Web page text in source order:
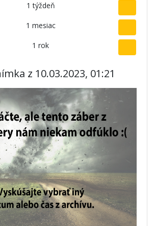
1 týždeň
1 mesiac
1 rok
z 10.03.2023, 01:21